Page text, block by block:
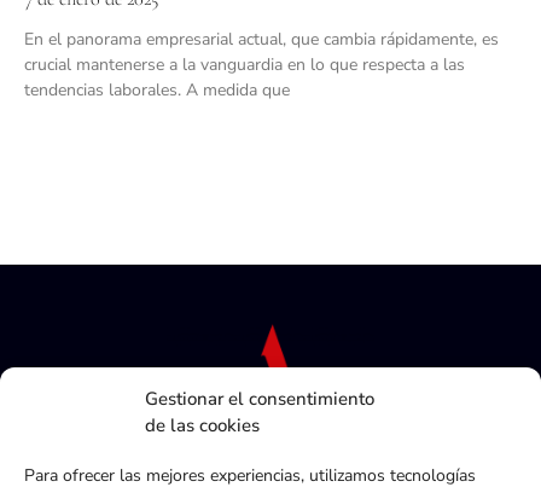
Gestionar el consentimiento
de las cookies
Para ofrecer las mejores experiencias, utilizamos tecnologías
En el panorama empresarial actual, que cambia rápidamente, es
crucial mantenerse a la vanguardia en lo que respecta a las
tendencias laborales. A medida que